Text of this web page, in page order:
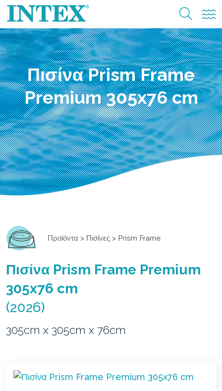
Πισίνα Prism Frame
Premium 305x76 cm
Προϊόντα > Πισίνες > Prism Frame
Πισίνα Prism Frame Premium
305x76 cm
(2026)
305cm x 305cm x 76cm